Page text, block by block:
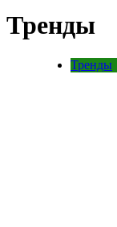
Тренды
Тренды